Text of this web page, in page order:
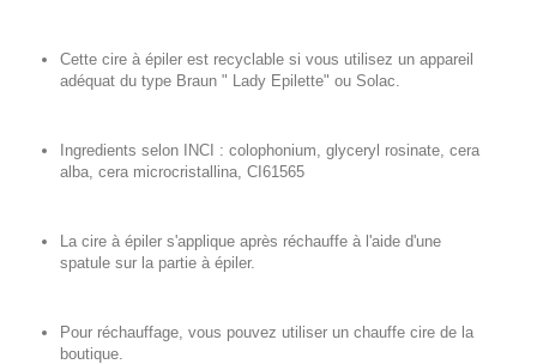
Cette cire à épiler est recyclable si vous utilisez un appareil
adéquat du type Braun " Lady Epilette" ou Solac.
Ingredients selon INCI : colophonium, glyceryl rosinate, cera
alba, cera microcristallina, CI61565
La cire à épiler s'applique après réchauffe à l'aide d'une
spatule sur la partie à épiler.
Pour réchauffage, vous pouvez utiliser un chauffe cire de la
boutique.